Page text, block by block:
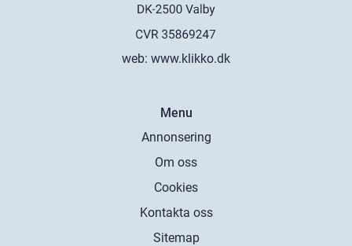
web: www.klikko.dk
Menu
Annonsering
Om oss
Cookies
Kontakta oss
Sitemap